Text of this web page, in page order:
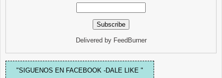
Delivered by FeedBurner
"SIGUENOS EN FACEBOOK -DALE LIKE "